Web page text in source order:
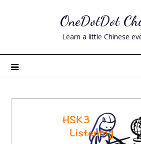
OneDotDot
Learn a little Chinese